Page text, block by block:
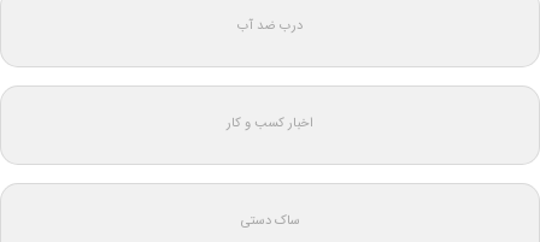
درب ضد آب
اخبار کسب و کار
ساک دستی